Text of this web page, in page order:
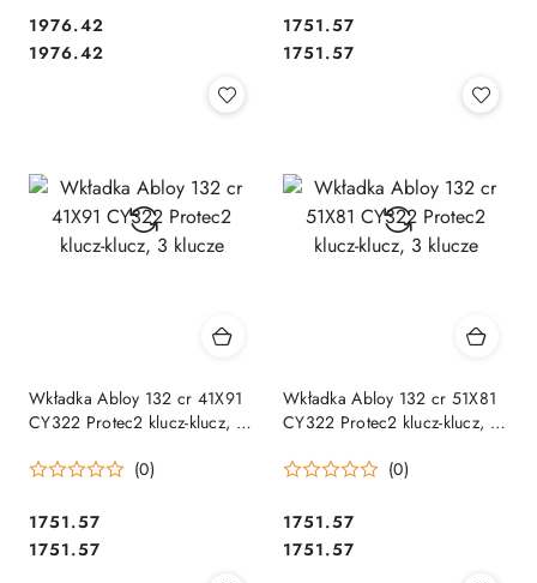
Cena:
1976.42
Cena:
1976.42
Cena:
1751.57
Cena:
1751.57
Wkładka Abloy 132 cr 41X91
CY322 Protec2 klucz-klucz, 3
(0)
Cena:
1751.57
Cena:
1751.57
Wkładka Abloy 132 cr 51X81
CY322 Protec2 klucz-klucz, 3
(0)
Cena:
1751.57
Cena:
1751.57